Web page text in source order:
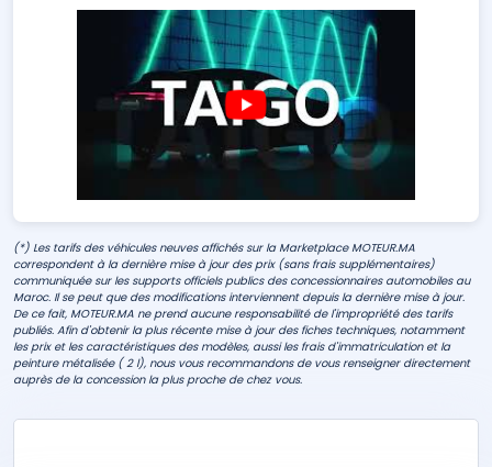
(*) Les tarifs des véhicules neuves affichés sur la Marketplace MOTEUR.MA
correspondent à la dernière mise à jour des prix (sans frais supplémentaires)
communiquée sur les supports officiels publics des concessionnaires automobiles au
Maroc. Il se peut que des modifications interviennent depuis la dernière mise à jour.
De ce fait, MOTEUR.MA ne prend aucune responsabilité de l'impropriété des tarifs
publiés. Afin d'obtenir la plus récente mise à jour des fiches techniques, notamment
les prix et les caractéristiques des modèles, aussi les frais d'immatriculation et la
peinture métalisée ( 2 l), nous vous recommandons de vous renseigner directement
auprès de la concession la plus proche de chez vous.